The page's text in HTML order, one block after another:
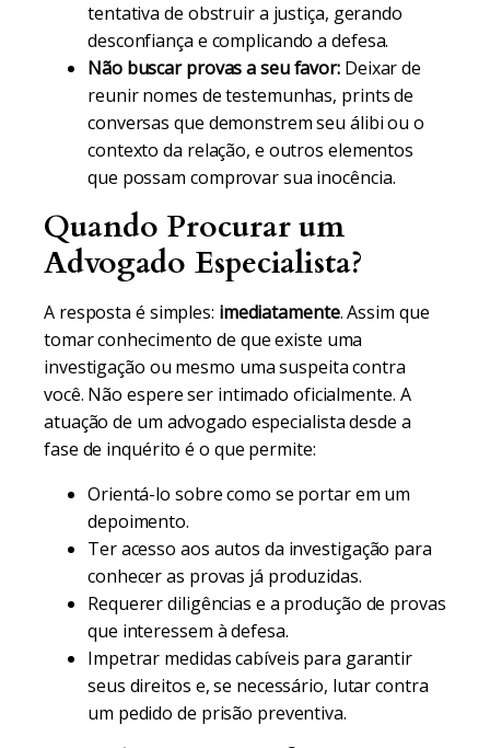
tentativa de obstruir a justiça, gerando
desconfiança e complicando a defesa.
Não buscar provas a seu favor: Deixar de
reunir nomes de testemunhas, prints de
conversas que demonstrem seu álibi ou o
contexto da relação, e outros elementos
que possam comprovar sua inocência.
Quando Procurar um
Advogado Especialista?
A resposta é simples: imediatamente. Assim que
tomar conhecimento de que existe uma
investigação ou mesmo uma suspeita contra
você. Não espere ser intimado oficialmente. A
atuação de um advogado especialista desde a
fase de inquérito é o que permite:
Orientá-lo sobre como se portar em um
depoimento.
Ter acesso aos autos da investigação para
conhecer as provas já produzidas.
Requerer diligências e a produção de provas
que interessem à defesa.
Impetrar medidas cabíveis para garantir
seus direitos e, se necessário, lutar contra
um pedido de prisão preventiva.